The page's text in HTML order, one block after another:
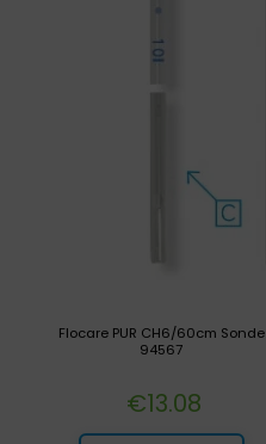
Flocare PUR CH6/60cm Sonde
94567
€13.08